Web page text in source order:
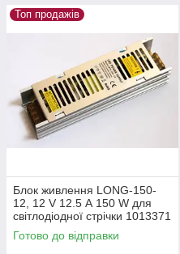
Топ продажів
Блок живлення LONG-150-
12, 12 V 12.5 А 150 W для
світлодіодної стрічки 1013371
Готово до відправки